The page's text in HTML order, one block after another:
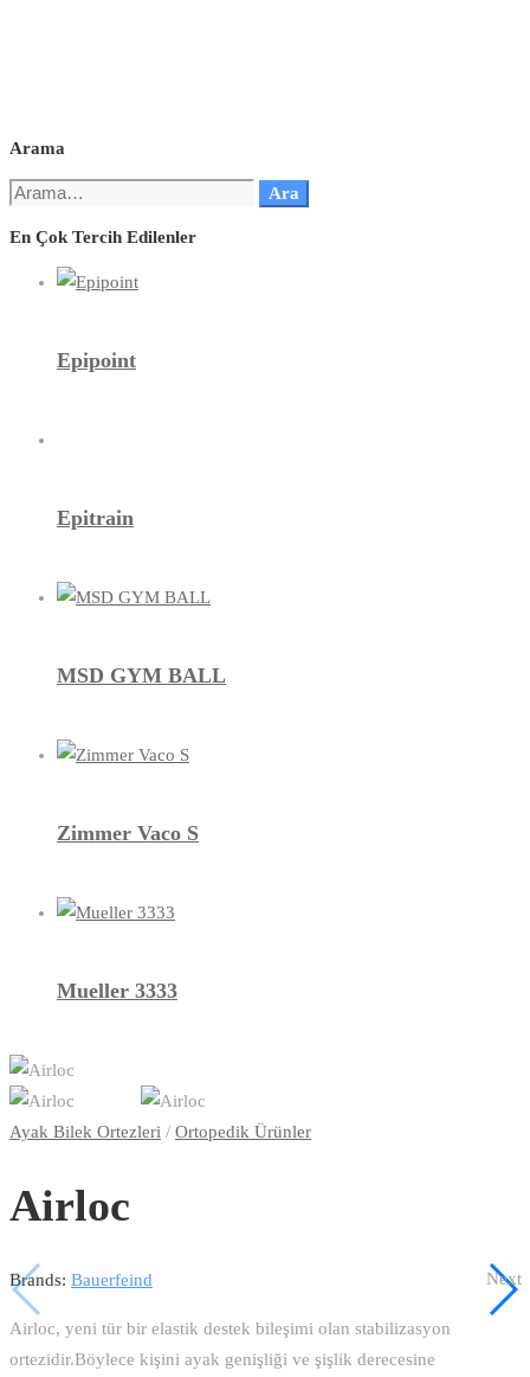
Arama
Ara
En Çok Tercih Edilenler
Epipoint
Epitrain
MSD GYM BALL
Zimmer Vaco S
Mueller 3333
Ayak Bilek Ortezleri / Ortopedik Ürünler
Airloc
Brands: Bauerfeind
Airloc, yeni tür bir elastik destek bileşimi olan stabilizasyon
ortezidir.Böylece kişini ayak genişliği ve şişlik derecesine
Prev Next